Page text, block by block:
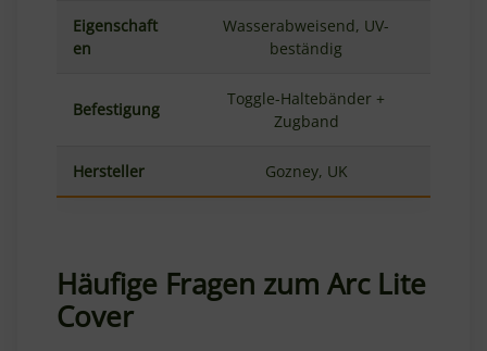
Eigenschaft
en
Wasserabweisend, UV-
beständig
Befestigung
Toggle-Haltebänder +
Zugband
Hersteller Gozney, UK
Häufige Fragen zum Arc Lite
Cover